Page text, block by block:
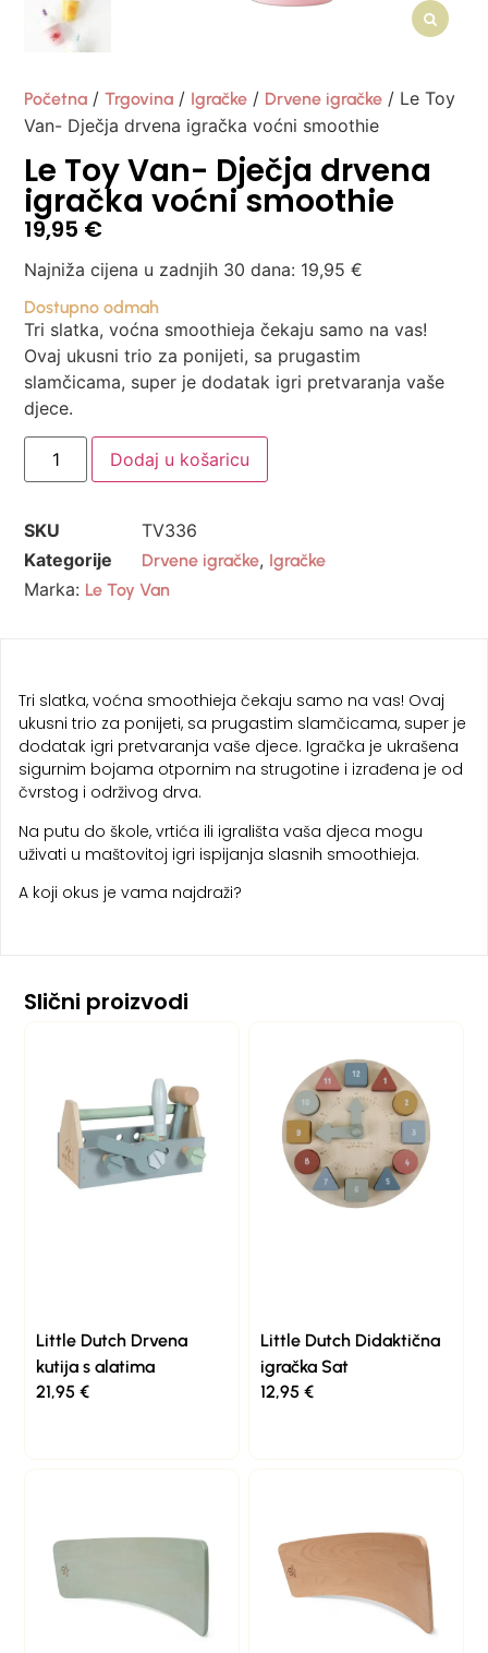
Početna /Trgovina / Igračke / Drvene igračke / Le Toy
Van- Dječja drvena igračka voćni smoothie
Le Toy Van- Dječja drvena
igračka voćni smoothie
19,95 €
Najniža cijena u zadnjih 30 dana: 19,95€
Dostupno odmah
Tri slatka, voćna smoothieja čekaju samo na vas!
Ovaj ukusni trio za ponijeti, sa prugastim
slamčicama, super je dodatak igri pretvaranja vaše
djece.
Dodaj u košaricu
SKU
TV336
Kategorije
Drvene igračke, Igračke
Marka: Le Toy Van
Tri slatka, voćna smoothieja čekaju samo na vas! Ovaj
ukusni trio za ponijeti, sa prugastim slamčicama, super je
dodatak igri pretvaranja vaše djece. Igračka je ukrašena
sigurnim bojama otpornim na strugotine i izrađena je od
čvrstog i održivog drva.
Na putu do škole, vrtića ili igrališta vaša djeca mogu
uživati u maštovitoj igri ispijanja slasnih smoothieja.
A koji okus je vama najdraži?
Slični proizvodi
Little Dutch Drvena
kutija s alatima
21,95€
Little Dutch Didaktična
igračka Sat
12,95 €